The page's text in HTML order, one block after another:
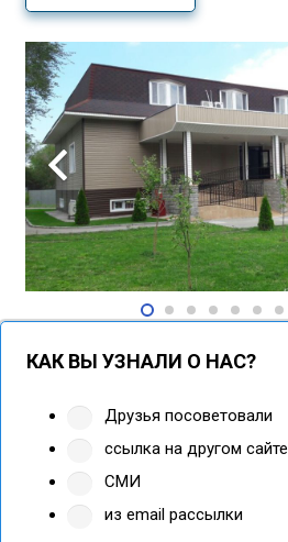
КАК ВЫ УЗНАЛИ О НАС?
Друзья посоветовали
ссылка на другом сайте
СМИ
из email рассылки